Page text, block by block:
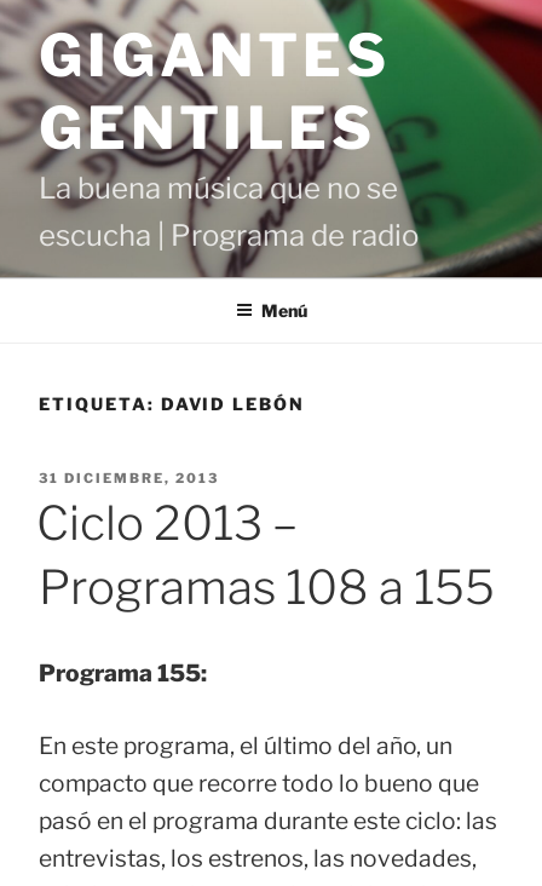
Saltar
contenido
GIGANTES
GENTILES
La buena música que no se
escucha | Programa de radio
Menú
ETIQUETA: DAVID LEBÓN
PUBLICADO
31 DICIEMBRE, 2013
Ciclo 2013 –
Programas 108 a 155
Programa 155:
En este programa, el último del año, un
compacto que recorre todo lo bueno que
pasó en el programa durante este ciclo: las
entrevistas, los estrenos, las novedades,